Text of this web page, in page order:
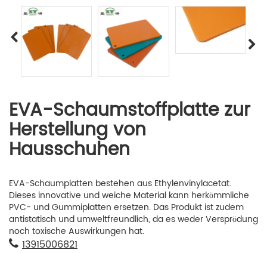
EVA-Schaumstoffplatte zur
Herstellung von
Hausschuhen
EVA-Schaumplatten bestehen aus Ethylenvinylacetat.
Dieses innovative und weiche Material kann herkömmliche
PVC- und Gummiplatten ersetzen. Das Produkt ist zudem
antistatisch und umweltfreundlich, da es weder Versprödung
noch toxische Auswirkungen hat.
13915006821